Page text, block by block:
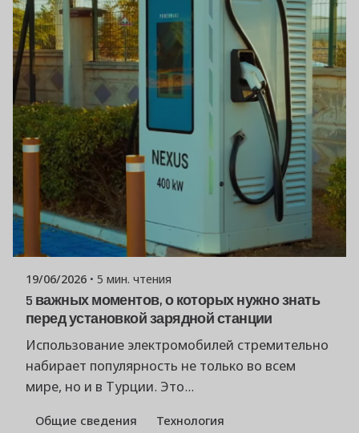
Опубликовано
Команда Powerşarj
19/06/2026 5 мин. чтения
5 важных моментов, о которых нужно знать
перед установкой зарядной станции
Использование электромобилей стремительно
набирает популярность не только во всем
мире, но и в Турции. Это...
Общие сведения Технология